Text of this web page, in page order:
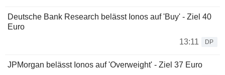
Deutsche Bank Research belässt Ionos auf 'Buy' - Ziel 40
Euro
13:11
DP
JPMorgan belässt Ionos auf 'Overweight' - Ziel 37 Euro